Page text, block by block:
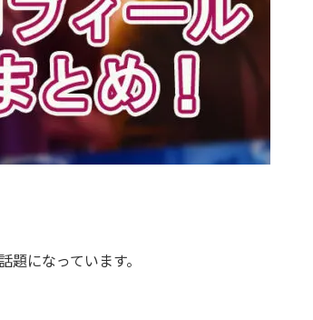
になっています。